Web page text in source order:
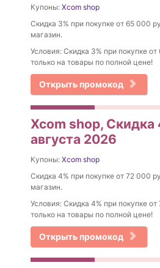
Купоны: Xcom shop
Скидка 3% при покупке от 65 000
магазин.
Условия: Скидка 3% при покупке
только на товары по полной цене!
Открыть промокод
Xcom shop, Скидка
августа 2026
Купоны: Xcom shop
Скидка 4% при покупке от 72 000
магазин.
Условия: Скидка 4% при покупке
только на товары по полной цене!
Открыть промокод